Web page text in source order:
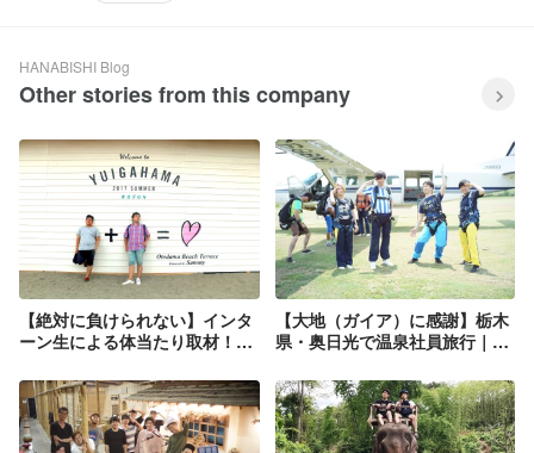
HANABISHI Blog
Other stories from this company
【絶対に負けられない】インタ
ーン生による体当たり取材！こ
舞台裏
【大地（ガイア）に感謝】栃木
県・奥日光で温泉社員旅行｜ス